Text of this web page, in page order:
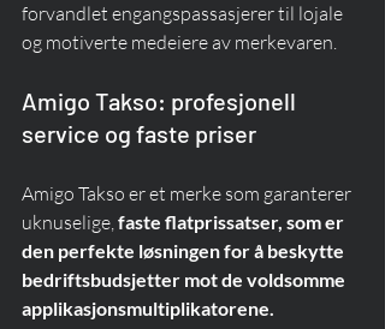
forvandlet engangspassasjerer til lojale
og motiverte medeiere av merkevaren.
Amigo Takso: profesjonell
service og faste priser
Amigo Takso er et merke som garanterer
uknuselige, faste flatprissatser, som er
den perfekte løsningen for å beskytte
bedriftsbudsjetter mot de voldsomme
applikasjonsmultiplikatorene.